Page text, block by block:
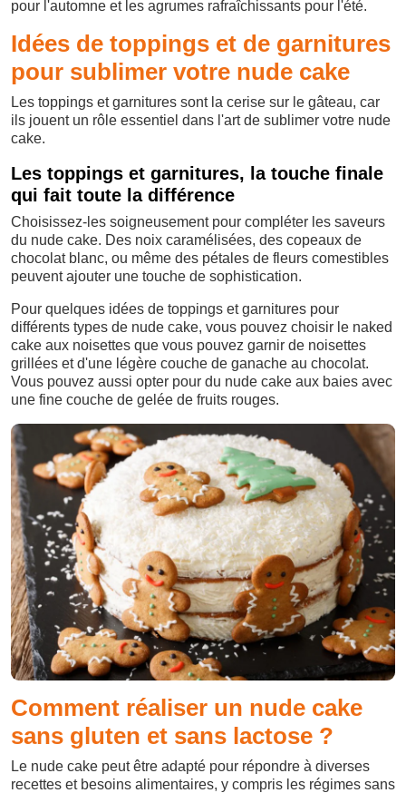
pour l'automne et les agrumes rafraîchissants pour l'été.
Idées de toppings et de garnitures
pour sublimer votre nude cake
Les toppings et garnitures sont la cerise sur le gâteau, car
ils jouent un rôle essentiel dans l'art de sublimer votre nude
cake.
Les toppings et garnitures, la touche finale
qui fait toute la différence
Choisissez-les soigneusement pour compléter les saveurs
du nude cake. Des noix caramélisées, des copeaux de
chocolat blanc, ou même des pétales de fleurs comestibles
peuvent ajouter une touche de sophistication.
Pour quelques idées de toppings et garnitures pour
différents types de nude cake, vous pouvez choisir le naked
cake aux noisettes que vous pouvez garnir de noisettes
grillées et d'une légère couche de ganache au chocolat.
Vous pouvez aussi opter pour du nude cake aux baies avec
une fine couche de gelée de fruits rouges.
Comment réaliser un nude cake
sans gluten et sans lactose ?
Le nude cake peut être adapté pour répondre à diverses
recettes et besoins alimentaires, y compris les régimes sans